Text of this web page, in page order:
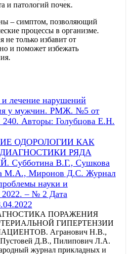
и патологий почек.
– симптом, позволяющий
процессы в организме.
не только избавит от
и поможет избежать
и лечение нарушений
у мужчин. РМЖ. №5 от
240. Авторы: Голубцова Е.Н.
ОДОРОЛОГИИ КАК
РЯДА
Субботина В.Г., Сушкова
М.А., Миронов Д.С. Журнал
науки и
2022. – № 2 Дата
ПОРАЖЕНИЯ
ГИПЕРТЕНЗИИ
Агранович Н.В.,
Д.В., Пилипович Л.А.
журнал прикладных и